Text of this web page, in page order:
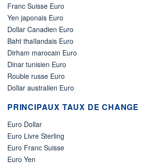
Franc Suisse Euro
Yen japonais Euro
Dollar Canadien Euro
Baht thaïlandais Euro
Dirham marocain Euro
Dinar tunisien Euro
Rouble russe Euro
Dollar australien Euro
PRINCIPAUX TAUX DE CHANGE
Euro Dollar
Euro Livre Sterling
Euro Franc Suisse
Euro Yen